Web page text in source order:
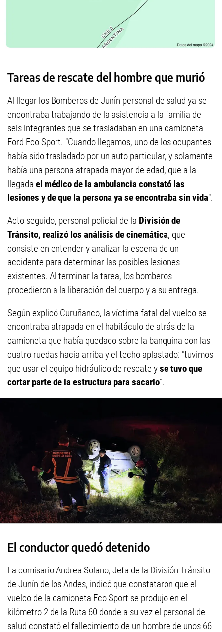
Tareas de rescate del hombre que murió
Al llegar los Bomberos de Junín personal de salud ya se
encontraba trabajando de la asistencia a la familia de
seis integrantes que se trasladaban en una camioneta
Ford Eco Sport. "Cuando llegamos, uno de los ocupantes
había sido trasladado por un auto particular, y solamente
había una persona atrapada mayor de edad, que a la
llegada el médico de la ambulancia constató las
lesiones y de que la persona ya se encontraba sin vida".
Acto seguido, personal policial de la División de
Tránsito, realizó los análisis de cinemática, que
consiste en entender y analizar la escena de un
accidente para determinar las posibles lesiones
existentes. Al terminar la tarea, los bomberos
procedieron a la liberación del cuerpo y a su entrega.
Según explicó Curuñanco, la víctima fatal del vuelco se
encontraba atrapada en el habitáculo de atrás de la
camioneta que había quedado sobre la banquina con las
cuatro ruedas hacia arriba y el techo aplastado: "tuvimos
que usar el equipo hidráulico de rescate yse tuvo que
cortar parte de la estructura para sacarlo".
El conductor quedó detenido
La comisario Andrea Solano, Jefa de la División Tránsito
de Junín de los Andes, indicó que constataron que el
vuelco de la camioneta Eco Sport se produjo en el
kilómetro 2 de la Ruta 60 donde a su vez el personal de
salud constató el fallecimiento de un hombre de unos 66